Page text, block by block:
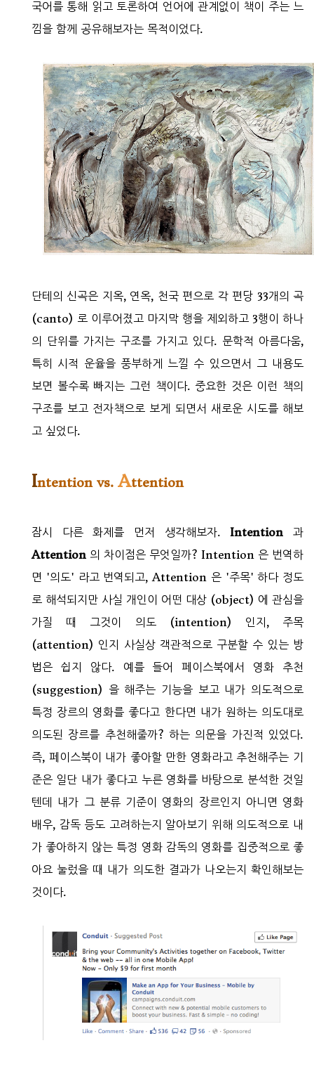
국어를 통해 읽고 토론하여 언어에 관계없이 책이 주는 느
낌을 함께 공유해보자는 목적이었다.
단테의 신곡은 지옥, 연옥, 천국 편으로 각 편당 33개의 곡
(canto) 로 이루어졌고 마지막 행을 제외하고 3행이 하나
의 단위를 가지는 구조를 가지고 있다. 문학적 아름다움,
특히 시적 운율을 풍부하게 느낄 수 있으면서 그 내용도
보면 볼수록 빠지는 그런 책이다. 중요한 것은 이런 책의
구조를 보고 전자책으로 보게 되면서 새로운 시도를 해보
고 싶었다.
Intention vs. Attention
잠시 다른 화제를 먼저 생각해보자.Intention과
Attention 의 차이점은 무엇일까? Intention 은 번역하
면 '의도' 라고 번역되고, Attention 은 '주목' 하다 정도
로 해석되지만 사실 개인이 어떤 대상 (object) 에 관심을
가질 때 그것이 의도 (intention) 인지, 주목
(attention) 인지 사실상 객관적으로 구분할 수 있는 방
법은 쉽지 않다. 예를 들어 페이스북에서 영화 추천
(suggestion) 을 해주는 기능을 보고 내가 의도적으로
특정 장르의 영화를 좋다고 한다면 내가 원하는 의도대로
의도된 장르를 추천해줄까? 하는 의문을 가진적 있었다.
즉, 페이스북이 내가 좋아할 만한 영화라고 추천해주는 기
준은 일단 내가 좋다고 누른 영화를 바탕으로 분석한 것일
텐데 내가 그 분류 기준이 영화의 장르인지 아니면 영화
배우, 감독 등도 고려하는지 알아보기 위해 의도적으로 내
가 좋아하지 않는 특정 영화 감독의 영화를 집중적으로 좋
아요 눌렀을 때 내가 의도한 결과가 나오는지 확인해보는
것이다.